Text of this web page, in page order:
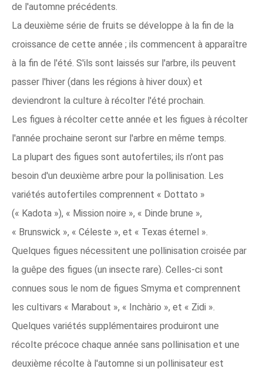
de l'automne précédents.
La deuxième série de fruits se développe à la fin de la
croissance de cette année ; ils commencent à apparaître
à la fin de l'été. S'ils sont laissés sur l'arbre, ils peuvent
passer l'hiver (dans les régions à hiver doux) et
deviendront la culture à récolter l'été prochain.
Les figues à récolter cette année et les figues à récolter
l'année prochaine seront sur l'arbre en même temps.
La plupart des figues sont autofertiles; ils n'ont pas
besoin d'un deuxième arbre pour la pollinisation. Les
variétés autofertiles comprennent « Dottato »
(« Kadota »), « Mission noire », « Dinde brune »,
« Brunswick », « Céleste », et « Texas éternel ».
Quelques figues nécessitent une pollinisation croisée par
la guêpe des figues (un insecte rare). Celles-ci sont
connues sous le nom de figues Smyma et comprennent
les cultivars « Marabout », « Inchàrio », et « Zidi ».
Quelques variétés supplémentaires produiront une
récolte précoce chaque année sans pollinisation et une
deuxième récolte à l'automne si un pollinisateur est